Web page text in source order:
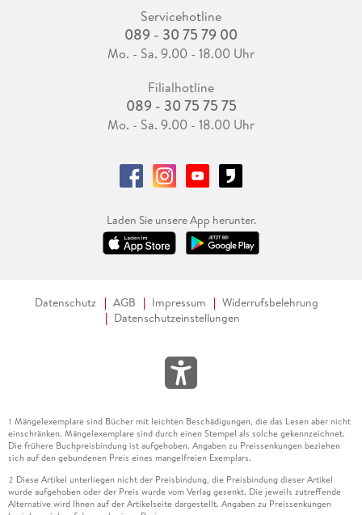
Servicehotline
089 - 30 75 79 00
Mo. - Sa. 9.00 - 18.00 Uhr
Filialhotline
089 - 30 75 75 75
Mo. - Sa. 9.00 - 18.00 Uhr
Laden Sie unsere App herunter.
Datenschutz AGB Impressum
Widerrufsbelehrung
Datenschutzeinstellungen
1 Mängelexemplare sind Bücher mit leichten Beschädigungen, die das Lesen aber nicht
einschränken. Mängelexemplare sind durch einen Stempel als solche gekennzeichnet.
Die frühere Buchpreisbindung ist aufgehoben. Angaben zu Preissenkungen beziehen
sich auf den gebundenen Preis eines mangelfreien Exemplars.
2 Diese Artikel unterliegen nicht der Preisbindung, die Preisbindung dieser Artikel
wurde aufgehoben oder der Preis wurde vom Verlag gesenkt. Die jeweils zutreffende
Alternative wird Ihnen auf der Artikelseite dargestellt. Angaben zu Preissenkungen